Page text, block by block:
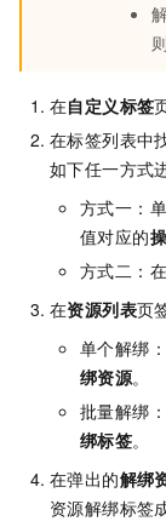
在自定义标签
在标签列表中
如下任一方式
方式一：
值对应的
方式二：在
在资源列表页
单个解绑
绑资源。
批量解绑
绑标签。
在弹出的解绑
资源解绑标签